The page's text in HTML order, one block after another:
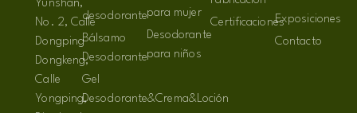
Yunshan,
No. 2, Calle
Dongping
Dongkeng,
Calle
Yongping,
desodorante
Bálsamo
Desodorante
Gel
Desodorante&Crema&Loción
para mujer
Desodorante
para niños
CertificacionesExposiciones
Contacto